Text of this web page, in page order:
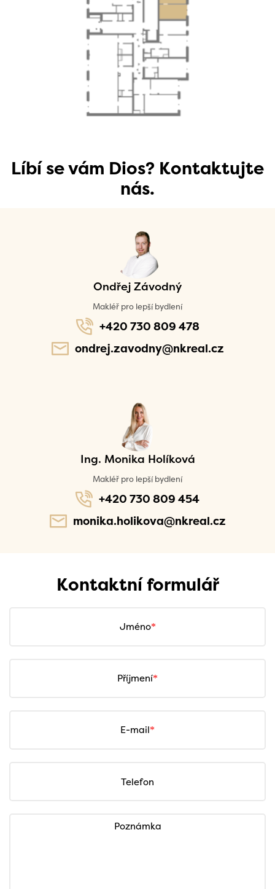
Líbí se vám Dios? Kontaktujte
nás.
Ondřej Závodný
Makléř pro lepší bydlení
+420 730 809 478
ondrej.zavodny@nkreal.cz
Ing. Monika Holíková
Makléř pro lepší bydlení
+420 730 809 454
monika.holikova@nkreal.cz
Kontaktní formulář
Jméno
Příjmení
E-mail
Telefon
Poznámka